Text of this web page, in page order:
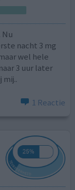
nacht 3 mg
wel hele
3 uur later
mij..
1 Reactie